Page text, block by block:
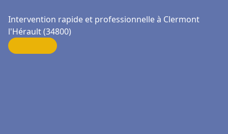
Intervention rapide et professionnelle à Clermont
l'Hérault (34800)